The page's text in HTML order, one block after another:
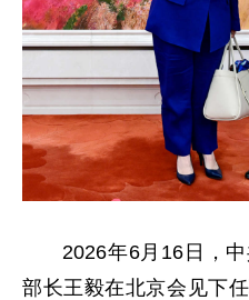
2026年6月16日，
部长王毅在北京会见下